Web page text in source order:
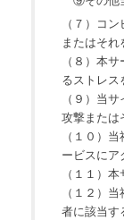
（７）コ
またはそれ
（８）本
るストレス
（９）当
攻撃または
（１０）
ービスにア
（１１）
（１２）
者に該当す